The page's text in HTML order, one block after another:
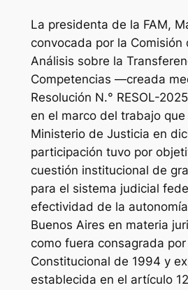
La presidenta de la FAM,
convocada por la Comisión
Análisis sobre la
Competencias —creada
Resolución N.° RESOL-
en el marco del trabajo
Ministerio de Justicia en
participación tuvo por
cuestión institucional de
para el sistema judicial
efectividad de la
Buenos Aires en materia
como fuera consagrada
Constitucional de 1994 y
establecida en el artículo